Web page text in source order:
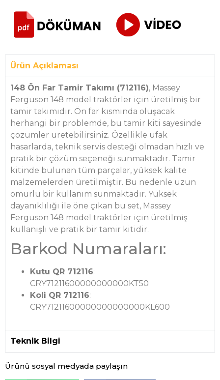
Ürün Açıklaması
148 Ön Far Tamir Takımı (712116), Massey
Ferguson 148 model traktörler için üretilmiş bir
tamir takımıdır. Ön far kısmında oluşacak
herhangi bir problemde, bu tamir kiti sayesinde
çözümler üretebilirsiniz. Özellikle ufak
hasarlarda, teknik servis desteği olmadan hızlı ve
pratik bir çözüm seçeneği sunmaktadır. Tamir
kitinde bulunan tüm parçalar, yüksek kalite
malzemelerden üretilmiştir. Bu nedenle uzun
ömürlü bir kullanım sunmaktadır. Yüksek
dayanıklılığı ile öne çıkan bu set, Massey
Ferguson 148 model traktörler için üretilmiş
kullanışlı ve pratik bir tamir kitidir.
Barkod Numaraları:
Kutu QR 712116:
CRY71211600000000000KT50
Koli QR 712116:
CRY71211600000000000000KL600
Teknik Bilgi
Ürünü sosyal medyada paylaşın